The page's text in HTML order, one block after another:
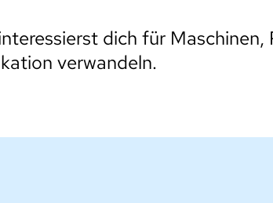
dich für Maschinen,
verwandeln.